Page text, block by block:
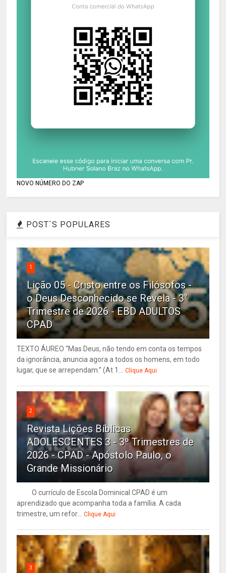
NOVO NÚMERO DO ZAP
POST`S POPULARES
1
Lição 05 - Cristo entre os Filósofos -
o Deus Desconhecido se Revela - 3°
Trimestre de 2026 - EBD ADULTOS
CPAD
TEXTO ÁUREO “Mas Deus, não tendo em conta os tempos
da ignorância, anuncia agora a todos os homens, em todo
lugar, que se arrependam.” (At 1... Clique Aqui
2
Revista Lições Bíblicas
ADOLESCENTES 3 - 3º Trimestres de
2026 - CPAD - Apóstolo Paulo, o
Grande Missionário
O currículo de Escola Dominical CPAD é um
aprendizado que acompanha toda a família. A cada
trimestre, um refor... Clique Aqui
3